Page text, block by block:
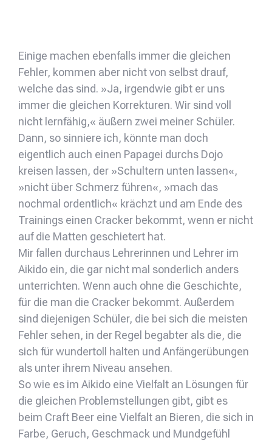
Einige machen ebenfalls immer die gleichen
Fehler, kommen aber nicht von selbst drauf,
welche das sind. »Ja, irgendwie gibt er uns
immer die gleichen Korrekturen. Wir sind voll
nicht lernfähig,« äußern zwei meiner Schüler.
Dann, so sinniere ich, könnte man doch
eigentlich auch einen Papagei durchs Dojo
kreisen lassen, der »Schultern unten lassen«,
»nicht über Schmerz führen«, »mach das
nochmal ordentlich« krächzt und am Ende des
Trainings einen Cracker bekommt, wenn er nicht
auf die Matten geschietert hat.
Mir fallen durchaus Lehrerinnen und Lehrer im
Aikido ein, die gar nicht mal sonderlich anders
unterrichten. Wenn auch ohne die Geschichte,
für die man die Cracker bekommt. Außerdem
sind diejenigen Schüler, die bei sich die meisten
Fehler sehen, in der Regel begabter als die, die
sich für wundertoll halten und Anfängerübungen
als unter ihrem Niveau ansehen.
So wie es im Aikido eine Vielfalt an Lösungen für
die gleichen Problemstellungen gibt, gibt es
beim Craft Beer eine Vielfalt an Bieren, die sich in
Farbe, Geruch, Geschmack und Mundgefühl